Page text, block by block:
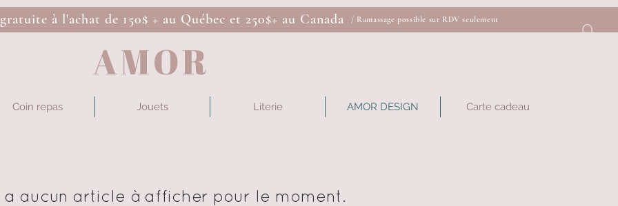
à l'achat de 150$ + au Québec et 250$+ au Canada / Ramassage possible sur RDV seulement
AMOR
Coin repas Jouets Literie AMOR DESIGN Carte cadeau
a aucun article à afficher pour le moment.